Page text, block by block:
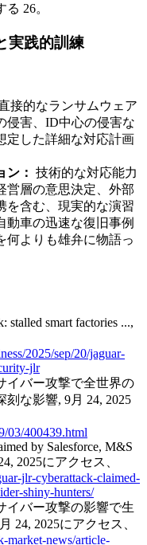
26。
実践的訓練
接的なランサムウェア
侵害、ID中心の侵害な
定した詳細な対応計画
ン： 技術的な対応能力
営層の意思決定、外部
を含む、現実的な演習
動車の迅速な復旧事例
何よりも雄弁に物語っ
stalled smart factories ...,
2025/sep/20/jaguar-
jlr
イバー攻撃で全世界の
な影響, 9月 24, 2025
03/400439.html
by Salesforce, M&S
2025にアクセス、
jlr-cyberattack-claimed-
shiny-hunters/
イバー攻撃の影響で生
24, 2025にアクセス、
market-news/article-